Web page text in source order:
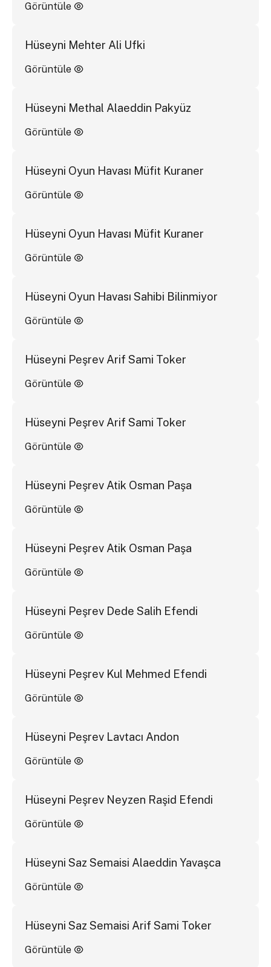
Görüntüle
Hüseyni Mehter Ali Ufki
Görüntüle
Hüseyni Methal Alaeddin Pakyüz
Görüntüle
Hüseyni Oyun Havası Müfit Kuraner
Görüntüle
Hüseyni Oyun Havası Müfit Kuraner
Görüntüle
Hüseyni Oyun Havası Sahibi Bilinmiyor
Görüntüle
Hüseyni Peşrev Arif Sami Toker
Görüntüle
Hüseyni Peşrev Arif Sami Toker
Görüntüle
Hüseyni Peşrev Atik Osman Paşa
Görüntüle
Hüseyni Peşrev Atik Osman Paşa
Görüntüle
Hüseyni Peşrev Dede Salih Efendi
Görüntüle
Hüseyni Peşrev Kul Mehmed Efendi
Görüntüle
Hüseyni Peşrev Lavtacı Andon
Görüntüle
Hüseyni Peşrev Neyzen Raşid Efendi
Görüntüle
Hüseyni Saz Semaisi Alaeddin Yavaşca
Görüntüle
Hüseyni Saz Semaisi Arif Sami Toker
Görüntüle